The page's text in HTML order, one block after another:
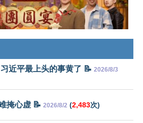
近平最上头的事黄了 📝 2026/8/3
掩心虚 📝 2026/8/2 (2,483次)